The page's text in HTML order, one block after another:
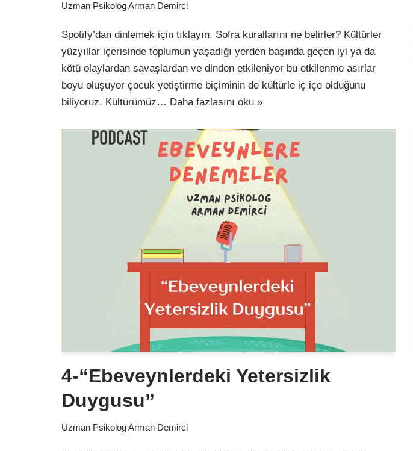
Uzman Psikolog Arman Demirci
Spotify’dan dinlemek için tıklayın. Sofra kurallarını ne belirler? Kültürler
yüzyıllar içerisinde toplumun yaşadığı yerden başında geçen iyi ya da
kötü olaylardan savaşlardan ve dinden etkileniyor bu etkilenme asırlar
boyu oluşuyor çocuk yetiştirme biçiminin de kültürle iç içe olduğunu
biliyoruz. Kültürümüz… Daha fazlasını oku »
4-“Ebeveynlerdeki Yetersizlik
Duygusu”
Uzman Psikolog Arman Demirci